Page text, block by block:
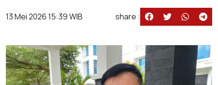
13 Mei 2026 15:39 WIB share :